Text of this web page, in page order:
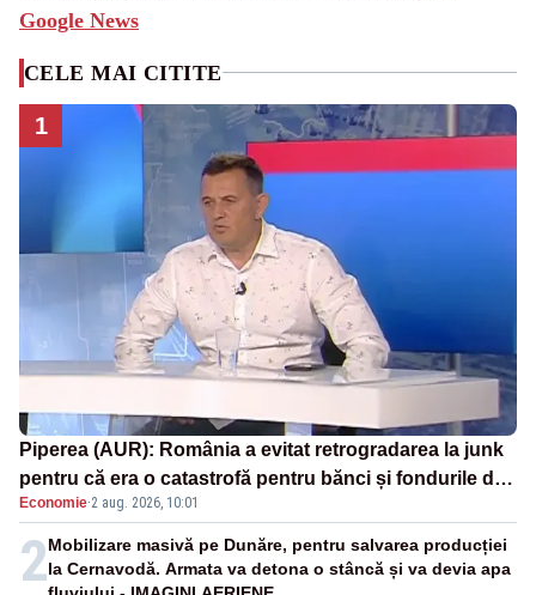
Google News
CELE MAI CITITE
1
Piperea (AUR): România a evitat retrogradarea la junk
pentru că era o catastrofă pentru bănci și fondurile de
pensii
Economie·2 aug. 2026, 10:01
2Mobilizare masivă pe Dunăre, pentru salvarea producției
la Cernavodă. Armata va detona o stâncă și va devia apa